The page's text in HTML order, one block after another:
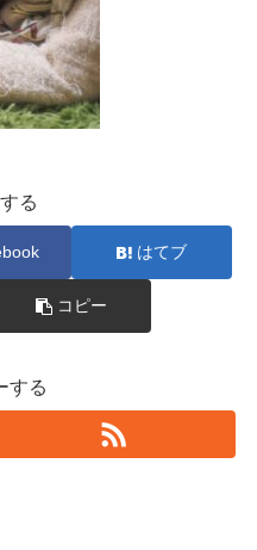
る
はてブ
コピー
する